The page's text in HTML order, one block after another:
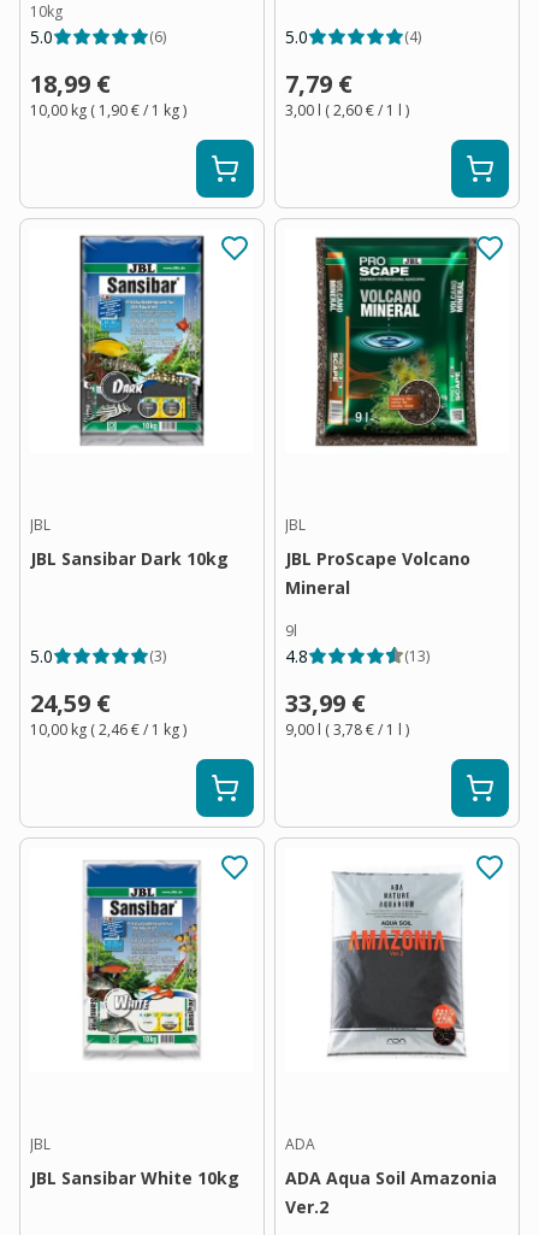
10kg
5.0 (6)
18,99 €
10,00 kg ( 1,90 €/ 1 kg)
5.0 (4)
7,79 €
3,00 l (2,60 €/ 1 l )
JBL
JBL Sansibar Dark 10kg
5.0 (3)
24,59 €
10,00 kg (2,46 €/ 1 kg)
JBL
JBL ProScape Volcano
Mineral
9l
4.8 (13)
33,99 €
9,00 l (3,78 €/ 1 l )
JBL
JBL Sansibar White 10kg
ADA
ADA Aqua Soil Amazonia
Ver.2